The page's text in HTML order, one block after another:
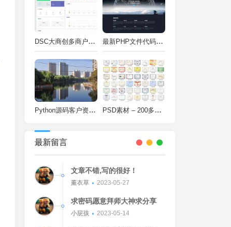
DSC大商创多商户电商系统完整部署教程（附PHP7.4/PHP8兼容修复方案） 最新PHP文件代码加密系统 在线PHP加密系统 全开源 亲测可用
Python源码客户资料管理系统V2.2一键运行 PSD素材 – 200多种类型证书PSD源码
最新留言
文章不错,写的很好！
薰衣草 2023-05-27
求密码愿意拜师大神求分享
小屁孩 2023-05-14